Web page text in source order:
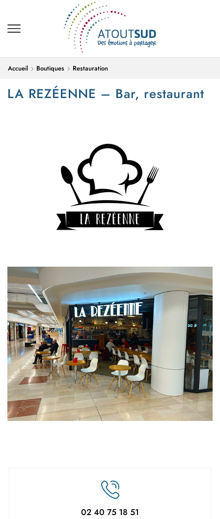
Accueil Boutiques Restauration
LA REZÉENNE – Bar, restaurant
02 40 75 18 51